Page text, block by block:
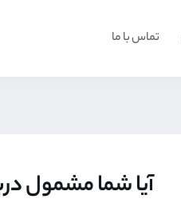
تماس با ما
آیا شما مشمول